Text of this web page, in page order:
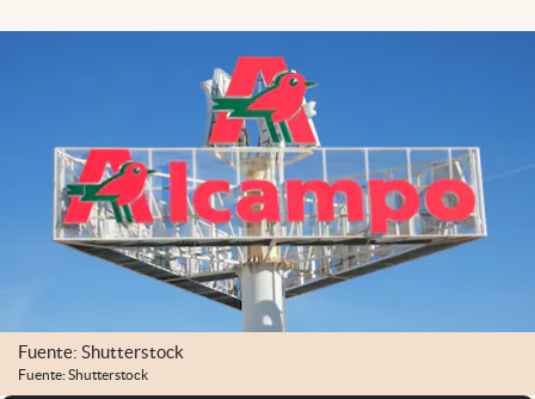
Fuente: Shutterstock
Fuente: Shutterstock